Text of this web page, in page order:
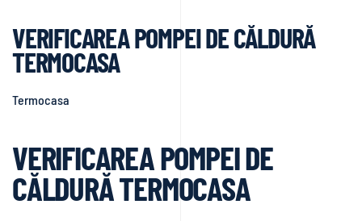
VERIFICAREA POMPEI DE CĂLDURĂ
TERMOCASA
Termocasa
VERIFICAREA POMPEI DE
CĂLDURĂ TERMOCASA